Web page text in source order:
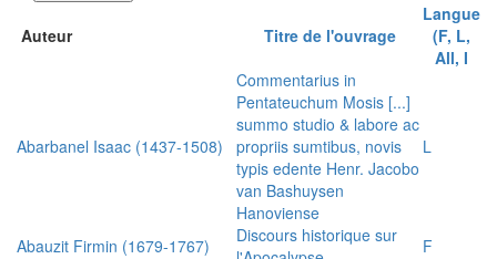
Auteur Titre de l'ouvrage
Langue
(F, L,
All, I
Abarbanel Isaac (1437-1508)
Commentarius in
Pentateuchum Mosis [...]
summo studio & labore ac
propriis sumtibus, novis
typis edente Henr. Jacobo
van Bashuysen
Hanoviense
L
Abauzit Firmin (1679-1767)
Discours historique sur
F